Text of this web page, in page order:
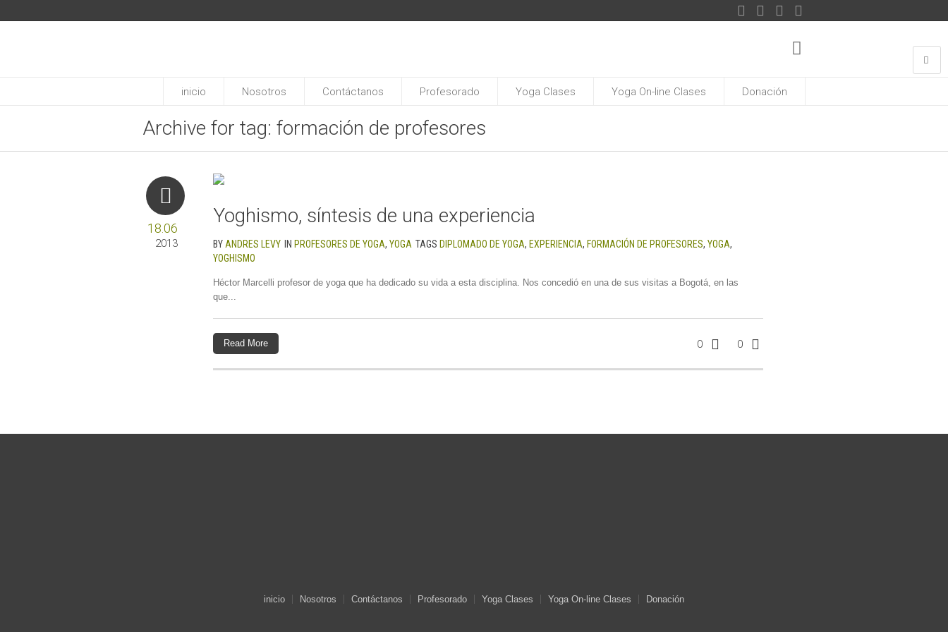
inicio Nosotros Contáctanos Profesorado Yoga Clases Yoga On-line Clases Donación
Archive for tag: formación de profesores
18.06
2013
Yoghismo, síntesis de una experiencia
BY ANDRES LEVY IN PROFESORES DE YOGA, YOGA TAGS DIPLOMADO DE YOGA, EXPERIENCIA, FORMACIÓN DE PROFESORES, YOGA,
YOGHISMO
Héctor Marcelli profesor de yoga que ha dedicado su vida a esta disciplina. Nos concedió en una de sus visitas a Bogotá, en las
que...
0 0
Read More
inicio Nosotros Contáctanos Profesorado Yoga Clases Yoga On-line Clases Donación